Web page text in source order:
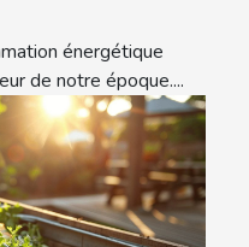
énergétique
de notre époque....